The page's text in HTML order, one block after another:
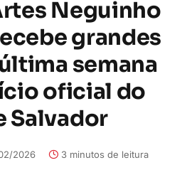
Neguinho
grandes
semana
oficial do
Salvador
2026 3 minutos de leitura